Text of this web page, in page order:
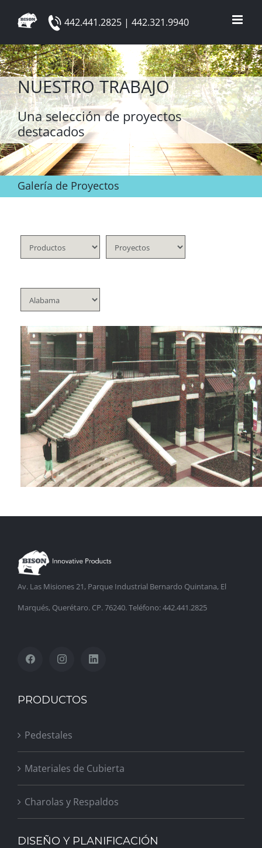
content
442.441.2825 | 442.321.9940
NUESTRO TRABAJO
Una selección de proyectos
destacados
Galería de Proyectos
Centro de Estudios
Ferguson
Av. Las Misiones 21, Parque Industrial Bernardo Quintana, El
Marqués, Querétaro. CP. 76240. Teléfono: 442.441.2825
PRODUCTOS
Pedestales
Materiales de Cubierta
Charolas y Respaldos
DISEÑO Y PLANIFICACIÓN